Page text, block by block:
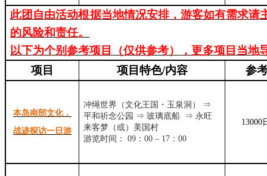
此团自由活动根据当地情况安排，游客如有需求请
的风险和责任。
以下为个别参考项目 （仅供参考）
，更多项目当地
项目
项目特色/内容 参
本岛南部文化，
战迹探访一日游
冲绳世界（文化王国・玉泉洞） ⇒
平和祈念公园 ⇒ 玻璃底船 ⇒ 永旺
来客梦（或）美国村
游览时间： 09：00 – 17：00